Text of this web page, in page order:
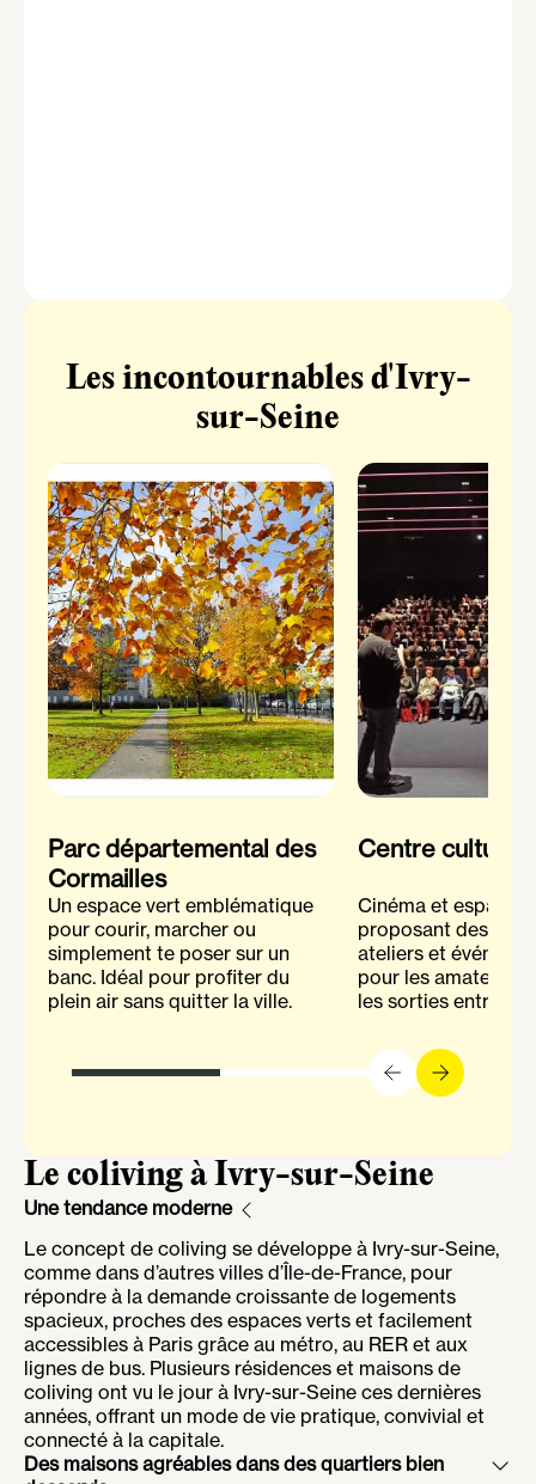
Les incontournables d'Ivry-
sur-Seine
Parc départemental des
Cormailles
Un espace vert emblématique
pour courir, marcher ou
simplement te poser sur un
banc. Idéal pour profiter du
plein air sans quitter la ville.
Centre culturel
Cinéma et espace
proposant des
ateliers et
pour les amateurs
les sorties entre
Le coliving à Ivry-sur-Seine
Une tendance moderne
Le concept de coliving se développe à Ivry-sur-Seine,
comme dans d’autres villes d’Île-de-France, pour
répondre à la demande croissante de logements
spacieux, proches des espaces verts et facilement
accessibles à Paris grâce au métro, au RER et aux
lignes de bus. Plusieurs résidences et maisons de
coliving ont vu le jour à Ivry-sur-Seine ces dernières
années, offrant un mode de vie pratique, convivial et
connecté à la capitale.
Des maisons agréables dans des quartiers bien